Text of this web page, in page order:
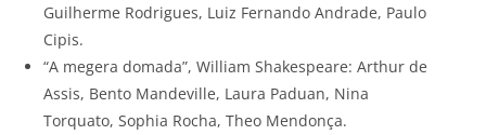
Guilherme Rodrigues, Luiz Fernando Andrade, Paulo
Cipis.
“A megera domada”, William Shakespeare: Arthur de
Assis, Bento Mandeville, Laura Paduan, Nina
Torquato, Sophia Rocha, Theo Mendonça.